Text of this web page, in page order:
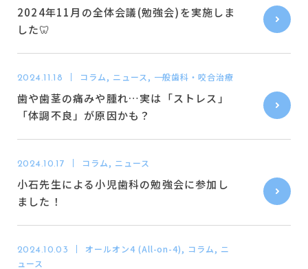
2024年11月の全体会議(勉強会)を実施しま
した🦷
2024.11.18 コラム, ニュース, 一般歯科・咬合治療
歯や歯茎の痛みや腫れ…実は「ストレス」
「体調不良」が原因かも？
2024.10.17 コラム, ニュース
小石先生による小児歯科の勉強会に参加し
ました！
2024.10.03
オールオン4 (All-on-4), コラム, ニ
ュース